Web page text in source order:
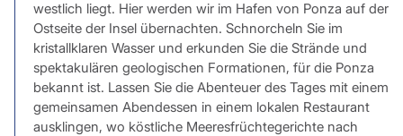
westlich liegt. Hier werden wir im Hafen von Ponza auf der
Ostseite der Insel übernachten. Schnorcheln Sie im
kristallklaren Wasser und erkunden Sie die Strände und
spektakulären geologischen Formationen, für die Ponza
bekannt ist. Lassen Sie die Abenteuer des Tages mit einem
gemeinsamen Abendessen in einem lokalen Restaurant
ausklingen, wo köstliche Meeresfrüchtegerichte nach